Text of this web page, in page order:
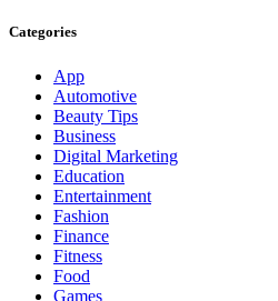
Categories
App
Automotive
Beauty Tips
Business
Digital Marketing
Education
Entertainment
Fashion
Finance
Fitness
Food
Games